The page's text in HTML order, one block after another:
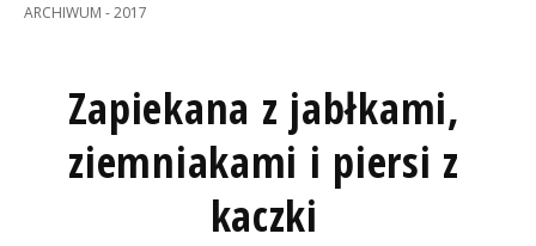
ARCHIWUM - 2017
Zapiekana z jabłkami,
ziemniakami i piersi z
kaczki